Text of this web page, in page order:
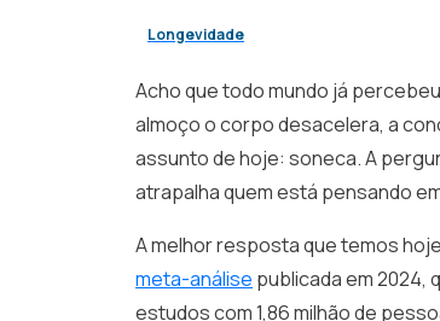
Longevidade
Acho que todo mundo já
almoço o corpo desacelera, a
assunto de hoje: soneca. A
atrapalha quem está pensando
A melhor resposta que temos
meta-análise publicada em 2024,
estudos com 1,86 milhão de